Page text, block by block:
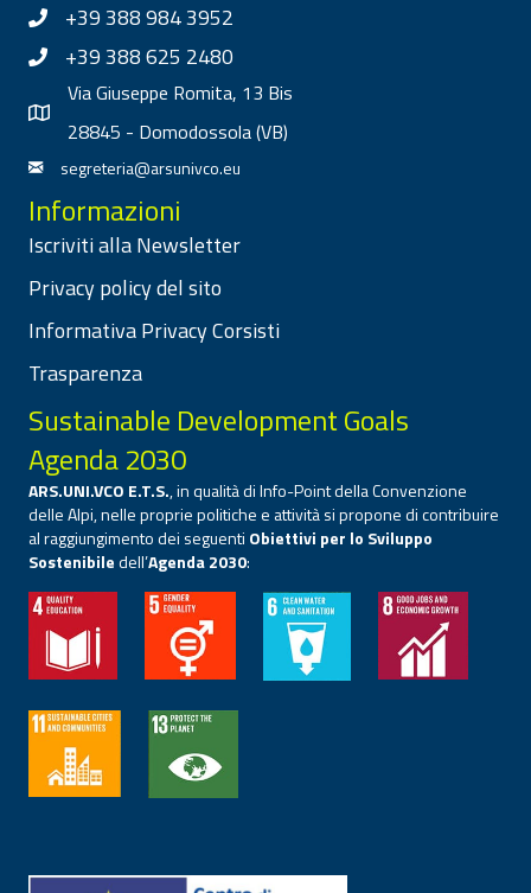
+39 388 984 3952
+39 388 625 2480
Via Giuseppe Romita, 13 Bis
28845 - Domodossola (VB)
segreteria@arsunivco.eu
Informazioni
Iscriviti alla Newsletter
Privacy policy del sito
Informativa Privacy Corsisti
Trasparenza
Sustainable Development Goals
Agenda 2030
ARS.UNI.VCO E.T.S., in qualità di Info-Point della Convenzione
delle Alpi, nelle proprie politiche e attività si propone di contribuire
al raggiungimento dei seguenti Obiettivi per lo Sviluppo
Sostenibiledell’Agenda 2030: